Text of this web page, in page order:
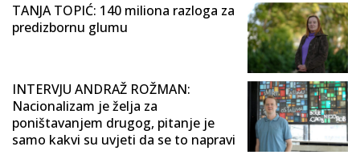
TANJA TOPIĆ: 140 miliona razloga za
predizbornu glumu
INTERVJU ANDRAŽ ROŽMAN:
Nacionalizam je želja za
poništavanjem drugog, pitanje je
samo kakvi su uvjeti da se to napravi